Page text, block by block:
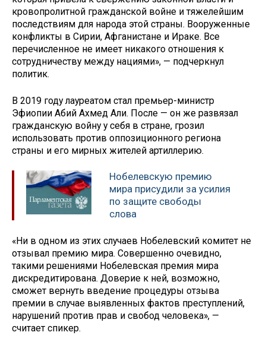
кровопролитной гражданской войне и тяжелейшим
последствиям для народа этой страны. Вооруженные
конфликты в Сирии, Афганистане и Ираке. Все
перечисленное не имеет никакого отношения к
сотрудничеству между нациями», — подчеркнул
политик.
В 2019 году лауреатом стал премьер-министр
Эфиопии Абий Ахмед Али. После — он же развязал
гражданскую войну у себя в стране, грозил
использовать против оппозиционного региона
страны и его мирных жителей артиллерию.
Нобелевскую премию
мира присудили за усилия
по защите свободы
слова
«Ни в одном из этих случаев Нобелевский комитет не
отзывал премию мира. Совершенно очевидно,
такими решениями Нобелевская премия мира
дискредитирована. Доверие к ней, возможно,
сможет вернуть введение процедуры отзыва
премии в случае выявленных фактов преступлений,
нарушений против прав и свобод человека», —
считает спикер.